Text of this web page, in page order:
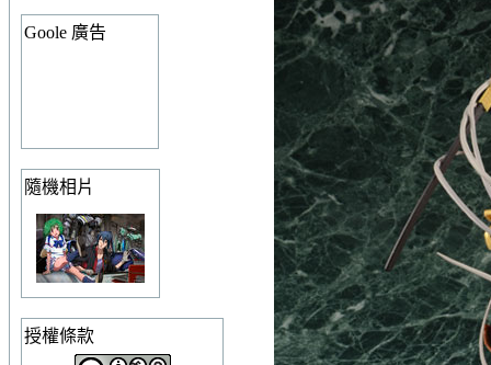
Goole 廣告
隨機相片
授權條款